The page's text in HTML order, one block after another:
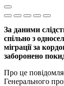
За даними
спільно з
міграції за
заборонено
Про це
Генерального